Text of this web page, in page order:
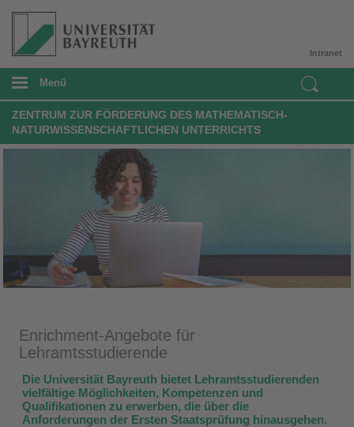
Intranet
Menü
ZENTRUM ZUR FÖRDERUNG DES MATHEMATISCH-
NATURWISSENSCHAFTLICHEN UNTERRICHTS
Enrichment-Angebote für
Lehramtsstudierende
Die Universität Bayreuth bietet Lehramtsstudierenden
vielfältige Möglichkeiten, Kompetenzen und
Qualifikationen zu erwerben, die über die
Anforderungen der Ersten Staatsprüfung hinausgehen.